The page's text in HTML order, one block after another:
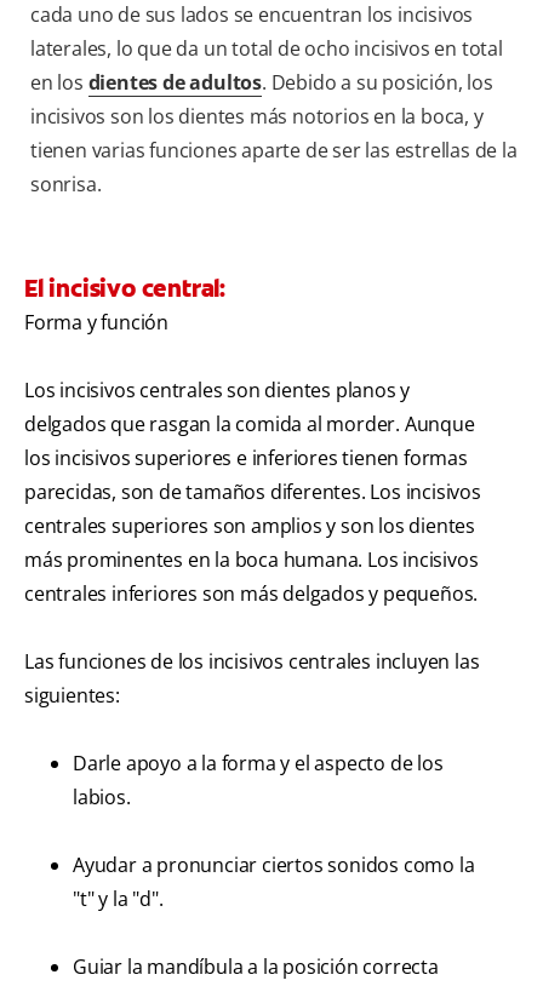
cada uno de sus lados se encuentran los incisivos
laterales, lo que da un total de ocho incisivos en total
en los dientes de adultos. Debido a su posición, los
incisivos son los dientes más notorios en la boca, y
tienen varias funciones aparte de ser las estrellas de la
sonrisa.
El incisivo central:
Forma y función
Los incisivos centrales son dientes planos y
delgados que rasgan la comida al morder. Aunque
los incisivos superiores e inferiores tienen formas
parecidas, son de tamaños diferentes. Los incisivos
centrales superiores son amplios y son los dientes
más prominentes en la boca humana. Los incisivos
centrales inferiores son más delgados y pequeños.
Las funciones de los incisivos centrales incluyen las
siguientes:
Darle apoyo a la forma y el aspecto de los
labios.
Ayudar a pronunciar ciertos sonidos como la
"t" y la "d".
Guiar la mandíbula a la posición correcta